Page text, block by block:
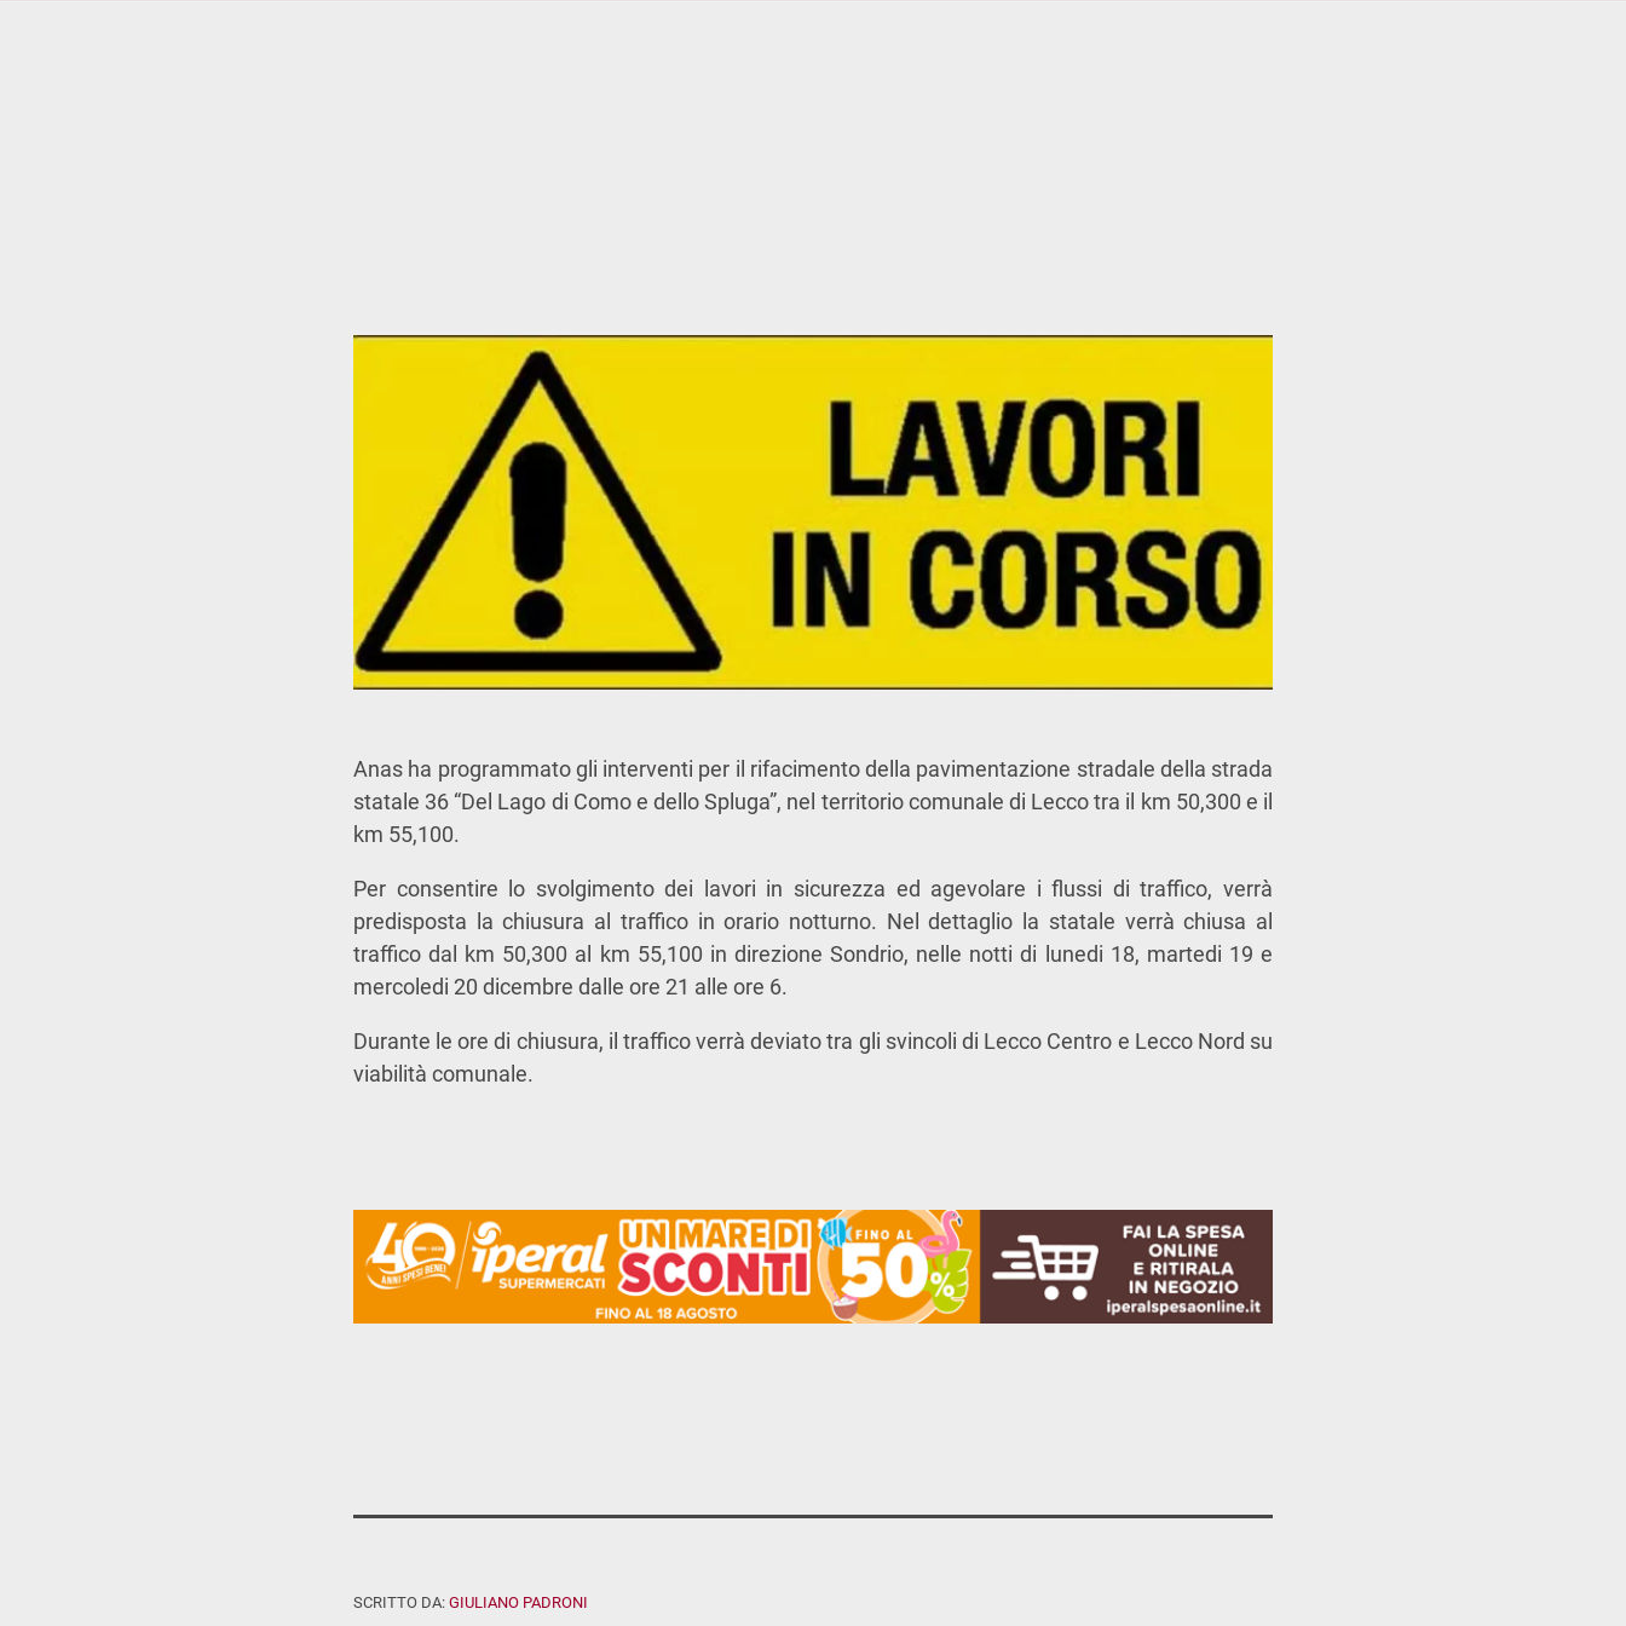
Anas ha programmato gli interventi per il rifacimento della pavimentazione stradale della strada
statale 36 “Del Lago di Como e dello Spluga”, nel territorio comunale di Lecco tra il km 50,300 e il
km 55,100.
Per consentire lo svolgimento dei lavori in sicurezza ed agevolare i flussi di traffico, verrà
predisposta la chiusura al traffico in orario notturno. Nel dettaglio la statale verrà chiusa al
traffico dal km 50,300 al km 55,100 in direzione Sondrio, nelle notti di lunedi 18, martedi 19 e
mercoledi 20 dicembre dalle ore 21 alle ore 6.
Durante le ore di chiusura, il traffico verrà deviato tra gli svincoli di Lecco Centro e Lecco Nord su
viabilità comunale.
SCRITTO DA: GIULIANO PADRONI